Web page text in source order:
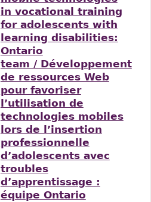
in vocational training
for adolescents with
learning disabilities:
Ontario
team / Développement
de ressources Web
pour favoriser
l’utilisation de
technologies mobiles
lors de l’insertion
professionnelle
d’adolescents avec
troubles
d’apprentissage :
équipe Ontario